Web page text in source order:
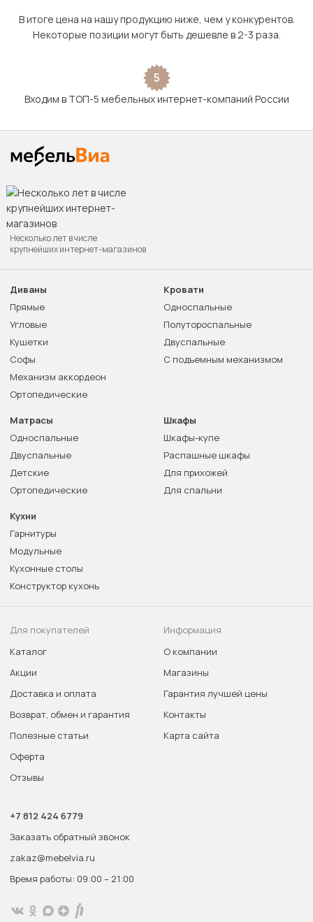
В итоге цена на нашу продукцию ниже, чем у конкурентов.
Некоторые позиции могут быть дешевле в 2-3 раза.
5
Входим в ТОП-5 мебельных интернет-компаний России
Несколько лет в числе
крупнейших интернет-магазинов
Диваны
Прямые
Угловые
Кушетки
Софы
Механизм аккордеон
Ортопедические
Кровати
Односпальные
Полутороспальные
Двуспальные
С подъемным механизмом
Матрасы
Односпальные
Двуспальные
Детские
Ортопедические
Шкафы
Шкафы-купе
Распашные шкафы
Для прихожей
Для спальни
Кухни
Гарнитуры
Модульные
Кухонные столы
Конструктор кухонь
Для покупателей
Каталог
Акции
Доставка и оплата
Возврат, обмен и гарантия
Полезные статьи
Оферта
Отзывы
Информация
О компании
Магазины
Гарантия лучшей цены
Контакты
Карта сайта
+7 812 424 6779
Заказать обратный звонок
zakaz@mebelvia.ru
Время работы: 09:00 – 21:00